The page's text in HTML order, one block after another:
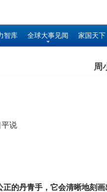
智库 全球大事见闻 家国天下
周
说
正的丹青手，它会清晰地刻